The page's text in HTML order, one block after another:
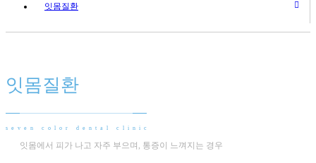
잇몸질환
잇몸질환
seven color dental clinic
잇몸에서 피가 나고 자주 부으며, 통증이 느껴지는 경우